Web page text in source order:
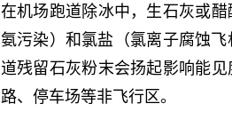
在机场跑道除冰中，生石灰或
氨污染）和氯盐（氯离子腐蚀
道残留石灰粉末会扬起影响能
路、停车场等非飞行区。